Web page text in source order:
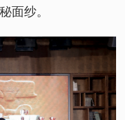
面纱。